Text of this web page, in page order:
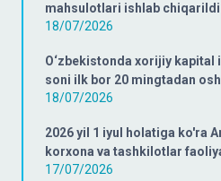
mahsulotlari ishlab chiqarildi
18/07/2026
O‘zbekistonda xorijiy
soni ilk bor 20 mingtadan
18/07/2026
2026 yil 1 iyul holatiga ko'ra
korxona va tashkilotlar
17/07/2026